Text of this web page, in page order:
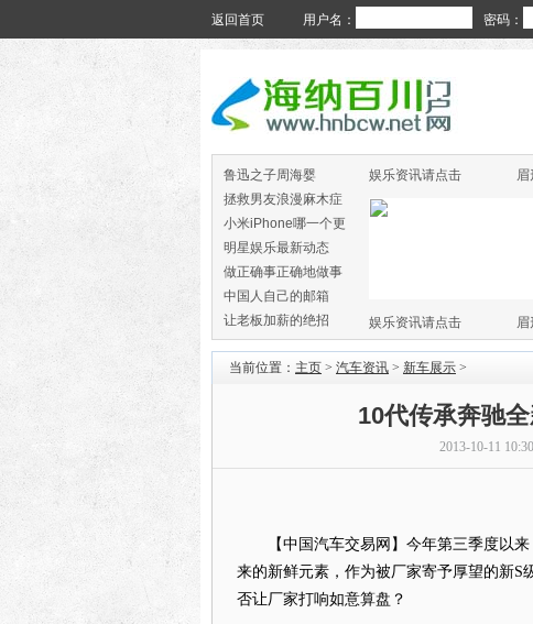
返回首页 用户名： 密码：
鲁迅之子周海婴
拯救男友浪漫麻木症
小米iPhone哪一个更
火
明星娱乐最新动态
做正确事正确地做事
中国人自己的邮箱
让老板加薪的绝招
娱乐资讯请点击 眉
娱乐资讯请点击 眉
当前位置： 主页 > 汽车资讯 > 新车展示 >
10代传承奔驰
2013-10-11 10:30
【中国汽车交易网】今年第三季度以来
来的新鲜元素，作为被厂家寄予厚望的新
否让厂家打响如意算盘？